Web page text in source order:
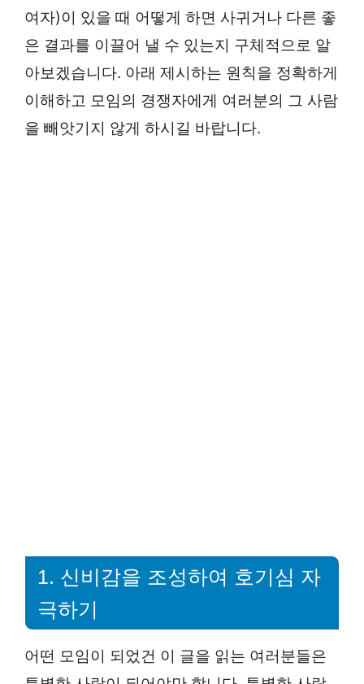
여자)이 있을 때 어떻게 하면 사귀거나 다른 좋
은 결과를 이끌어 낼 수 있는지 구체적으로 알
아보겠습니다. 아래 제시하는 원칙을 정확하게
이해하고 모임의 경쟁자에게 여러분의 그 사람
을 빼앗기지 않게 하시길 바랍니다.
1. 신비감을 조성하여 호기심 자
극하기
어떤 모임이 되었건 이 글을 읽는 여러분들은